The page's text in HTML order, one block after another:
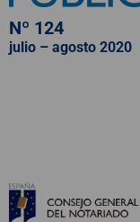
Nº 124
julio – agosto 2020